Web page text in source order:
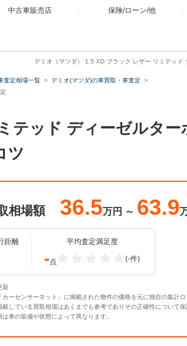
中古車販売店 保険/ローン/他
デミオ（マツダ） 1.5 XD ブラック レザー リミテッド
査定相場一覧
デミオ(マツダ)の車買取・車査定
テッド ディーゼルター
ツ
相場額 36.5万円 ～ 63.9
距離 平均査定満足度
-点 (-件)
新
ーセンサーネット」に掲載された物件の価格を元に独自の集計
している買取相場はあくまでも参考でありその正確性について
車の装備や状態によって異なります。